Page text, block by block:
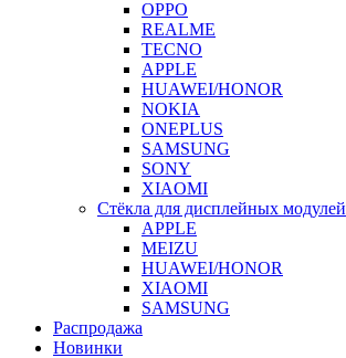
OPPO
REALME
TECNO
APPLE
HUAWEI/HONOR
NOKIA
ONEPLUS
SAMSUNG
SONY
XIAOMI
Стёкла для дисплейных модулей
APPLE
MEIZU
HUAWEI/HONOR
XIAOMI
SAMSUNG
Распродажа
Новинки